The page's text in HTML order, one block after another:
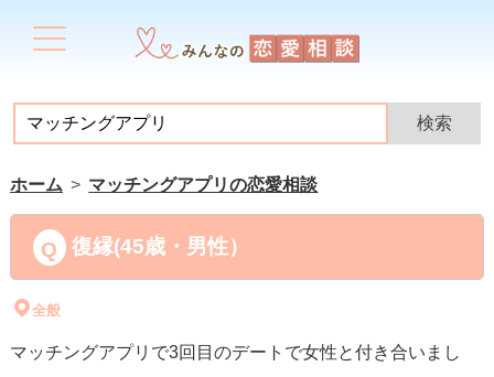
ホーム マッチングアプリの恋愛相談
復縁(45歳・男性）
全般
マッチングアプリで3回目のデートで女性と付き合いまし